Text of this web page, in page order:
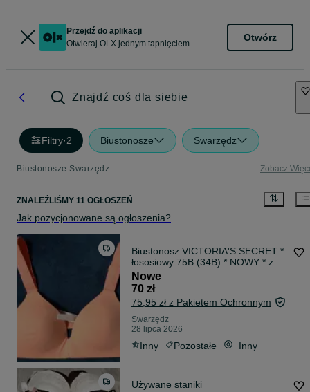
Przejdź do aplikacji
Otwieraj OLX jednym tapnięciem
Otwórz
Znajdź coś dla siebie
Filtry·2 Biustonosze Swarzędz
Biustonosze Swarzędz Zobacz
ZNALEŹLIŚMY 11 OGŁOSZEŃ
Jak pozycjonowane są ogłoszenia?
Biustonosz VICTORIA'S SECRET *
łososiowy 75B (34B) * NOWY * z
USA
Nowe
70 zł
75,95 zł z Pakietem Ochronnym
Swarzędz
28 lipca 2026
Inny Pozostałe Inny
Używane staniki